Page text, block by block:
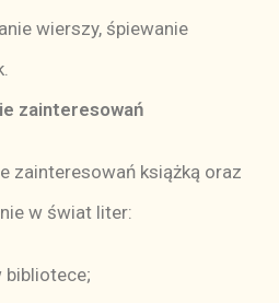
wierszy, śpiewanie
zainteresowań
zainteresowań książką oraz
w świat liter:
bibliotece;